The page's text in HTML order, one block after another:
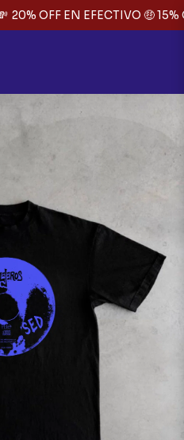
20% OFF EN EFECTIVO 🤑 15%